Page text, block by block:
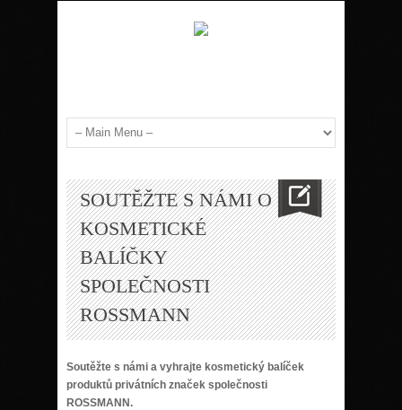
SOUTĚŽTE S NÁMI O
KOSMETICKÉ
BALÍČKY
SPOLEČNOSTI
ROSSMANN
Soutěžte s námi a vyhrajte kosmetický balíček
produktů privátních značek společnosti
ROSSMANN.